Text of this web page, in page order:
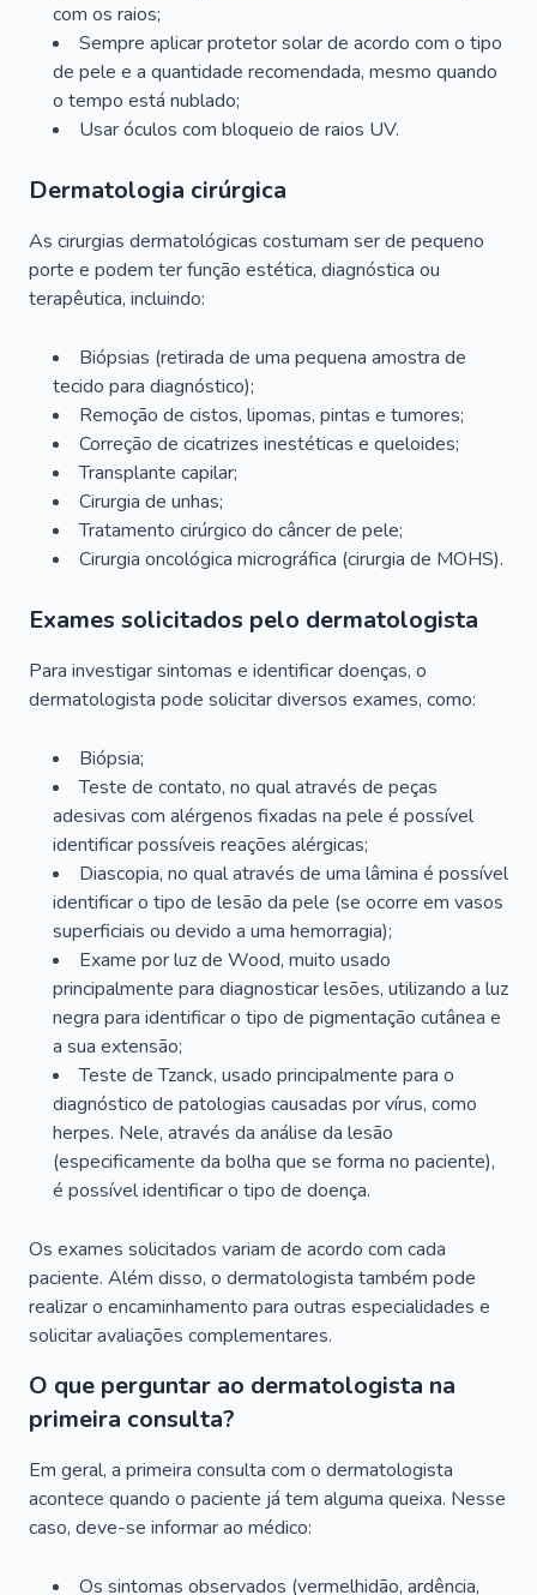
com os raios;
Sempre aplicar protetor solar de acordo com o tipo
de pele e a quantidade recomendada, mesmo quando
o tempo está nublado;
Usar óculos com bloqueio de raios UV.
Dermatologia cirúrgica
As cirurgias dermatológicas costumam ser de pequeno
porte e podem ter função estética, diagnóstica ou
terapêutica, incluindo:
Biópsias (retirada de uma pequena amostra de
tecido para diagnóstico);
Remoção de cistos, lipomas, pintas e tumores;
Correção de cicatrizes inestéticas e queloides;
Transplante capilar;
Cirurgia de unhas;
Tratamento cirúrgico do câncer de pele;
Cirurgia oncológica micrográfica (cirurgia de MOHS).
Exames solicitados pelo dermatologista
Para investigar sintomas e identificar doenças, o
dermatologista pode solicitar diversos exames, como:
Biópsia;
Teste de contato, no qual através de peças
adesivas com alérgenos fixadas na pele é possível
identificar possíveis reações alérgicas;
Diascopia, no qual através de uma lâmina é possível
identificar o tipo de lesão da pele (se ocorre em vasos
superficiais ou devido a uma hemorragia);
Exame por luz de Wood, muito usado
principalmente para diagnosticar lesões, utilizando a luz
negra para identificar o tipo de pigmentação cutânea e
a sua extensão;
Teste de Tzanck, usado principalmente para o
diagnóstico de patologias causadas por vírus, como
herpes. Nele, através da análise da lesão
(especificamente da bolha que se forma no paciente),
é possível identificar o tipo de doença.
Os exames solicitados variam de acordo com cada
paciente. Além disso, o dermatologista também pode
realizar o encaminhamento para outras especialidades e
solicitar avaliações complementares.
O que perguntar ao dermatologista na
primeira consulta?
Em geral, a primeira consulta com o dermatologista
acontece quando o paciente já tem alguma queixa. Nesse
caso, deve-se informar ao médico:
Os sintomas observados (vermelhidão, ardência,